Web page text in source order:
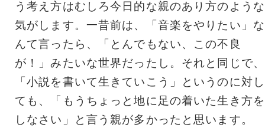
う考え方はむしろ今日的な親のあり方のような
気がします。一昔前は、「音楽をやりたい」な
んて言ったら、「とんでもない、この不良
が！」みたいな世界だったし。それと同じで、
「小説を書いて生きていこう」というのに対し
ても、「もうちょっと地に足の着いた生き方を
しなさい」と言う親が多かったと思います。